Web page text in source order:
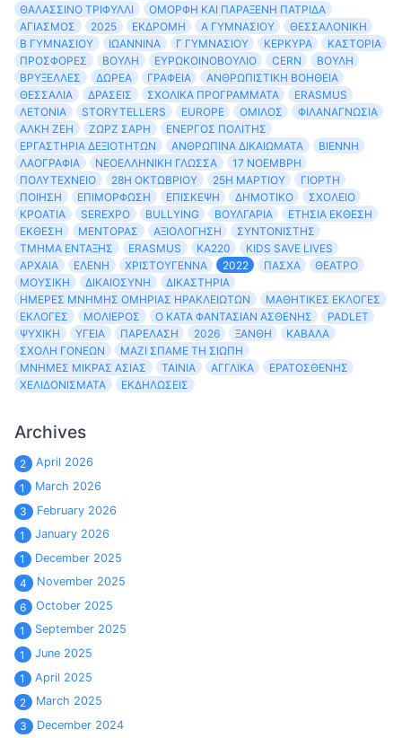
ΘΑΛΑΣΣΙΝΌ ΤΡΙΦΎΛΛΙ
ΌΜΟΡΦΗ ΚΑΙ ΠΑΡΆΞΕΝΗ ΠΑΤΡΊΔΑ
ΑΓΙΑΣΜΌΣ
2025 ΕΚΔΡΟΜΉ Α ΓΥΜΝΑΣΊΟΥ
ΘΕΣΣΑΛΟΝΊΚΗ
Β ΓΥΜΝΑΣΊΟΥ
ΙΩΆΝΝΙΝΑ Γ ΓΥΜΝΑΣΊΟΥ ΚΈΡΚΥΡΑ
ΚΑΣΤΟΡΙΆ
ΠΡΟΣΦΟΡΈΣ
ΒΟΥΛΉ ΕΥΡΩΚΟΙΝΟΒΟΎΛΙΟ CERN
ΒΟΥΛΉ
ΒΡΥΞΈΛΛΕΣ
ΔΩΡΕΆ ΓΡΑΦΕΊΑ
ΑΝΘΡΩΠΙΣΤΙΚΉ ΒΟΉΘΕΙΑ
ΘΕΣΣΑΛΊΑ
ΔΡΑΣΕΙΣ ΣΧΟΛΙΚΆ ΠΡΟΓΡΆΜΜΑΤΑ
ERASMUS
ΛΕΤΟΝΊΑ
STORYTELLERS EUROPE ΌΜΙΛΟΣ
ΦΙΛΑΝΑΓΝΩΣΊΑ
ΆΛΚΗ ΖΈΗ
ΖΩΡΖ ΣΑΡΉ
ΕΝΕΡΓΌΣ ΠΟΛΊΤΗΣ
ΕΡΓΑΣΤΉΡΙΑ ΔΕΞΙΟΤΉΤΩΝ
ΑΝΘΡΏΠΙΝΑ ΔΙΚΑΙΏΜΑΤΑ
ΒΙΈΝΝΗ
ΛΑΟΓΡΑΦΊΑ
ΝΕΟΕΛΛΗΝΙΚΉ ΓΛΏΣΣΑ
17 ΝΟΈΜΒΡΗ
ΠΟΛΥΤΕΧΝΕΊΟ
28Η ΟΚΤΩΒΡΊΟΥ 25Η ΜΑΡΤΊΟΥ
ΓΙΟΡΤΉ
ΠΟΊΗΣΗ
ΕΠΙΜΌΡΦΩΣΗ ΕΠΊΣΚΕΨΗ ΔΗΜΟΤΙΚΌ
ΣΧΟΛΕΊΟ
ΚΡΟΑΤΊΑ
SEREXPO BULLYING ΒΟΥΛΓΑΡΊΑ
ΕΤΉΣΙΑ ΈΚΘΕΣΗ
ΈΚΘΕΣΗ
ΜΈΝΤΟΡΑΣ ΑΞΙΟΛΌΓΗΣΗ
ΣΥΝΤΟΝΙΣΤΉΣ
ΤΜΉΜΑ ΈΝΤΑΞΗΣ
ERASMUS KA220
KIDS SAVE LIVES
ΑΡΧΑΊΑ
ΕΛΈΝΗ ΧΡΙΣΤΟΎΓΕΝΝΑ 2022 ΠΆΣΧΑ
ΘΈΑΤΡΟ
ΜΟΥΣΙΚΉ
ΔΙΚΑΙΟΣΎΝΗ
ΔΙΚΑΣΤΉΡΙΑ
ΗΜΈΡΕΣ ΜΝΉΜΗΣ ΟΜΗΡΊΑΣ ΗΡΑΚΛΕΙΩΤΏΝ
ΜΑΘΗΤΙΚΈΣ ΕΚΛΟΓΈΣ
ΕΚΛΟΓΈΣ
ΜΟΛΙΈΡΟΣ Ο ΚΑΤΆ ΦΑΝΤΑΣΊΑΝ ΑΣΘΕΝΉΣ
PADLET
ΨΥΧΙΚΉ
ΥΓΕΊΑ ΠΑΡΈΛΑΣΗ 2026 ΞΆΝΘΗ
ΚΑΒΆΛΑ
ΣΧΟΛΉ ΓΟΝΈΩΝ
ΜΑΖΊ ΣΠΆΜΕ ΤΗ ΣΙΩΠΉ
ΜΝΉΜΕΣ ΜΙΚΡΆΣ ΑΣΊΑΣ
ΤΑΙΝΊΑ ΑΓΓΛΙΚΆ
ΕΡΑΤΟΣΘΈΝΗΣ
ΧΕΛΙΔΟΝΊΣΜΑΤΑ
ΕΚΔΗΛΏΣΕΙΣ
Archives
2
April 2026
1
March 2026
3
February 2026
1
January 2026
1
December 2025
4
November 2025
6
October 2025
1
September 2025
1
June 2025
1
April 2025
2
March 2025
3
December 2024